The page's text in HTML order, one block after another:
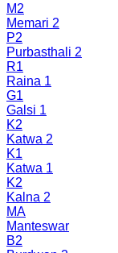
M2
Memari 2
P2
Purbasthali 2
R1
Raina 1
G1
Galsi 1
K2
Katwa 2
K1
Katwa 1
K2
Kalna 2
MA
Manteswar
B2